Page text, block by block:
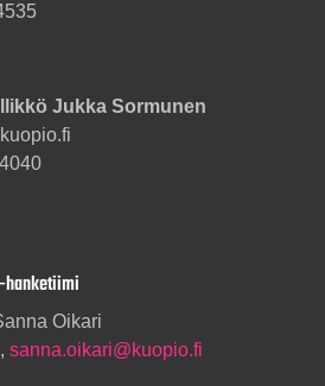
Jukka Sormunen
hanketiimi
Oikari
sanna.oikari@kuopio.fi